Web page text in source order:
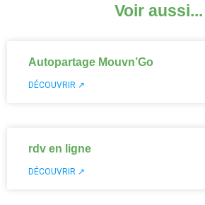
Voir aussi...
Autopartage Mouvn’Go
DÉCOUVRIR ↗
rdv en ligne
DÉCOUVRIR ↗